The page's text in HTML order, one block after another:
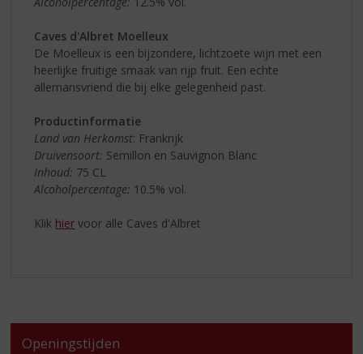
Caves d'Albret Moelleux
De Moelleux is een bijzondere, lichtzoete wijn met een
heerlijke fruitige smaak van rijp fruit. Een echte
allemansvriend die bij elke gelegenheid past.
Productinformatie
Land van Herkomst: Frankrijk
Druivensoort: Semillon en Sauvignon Blanc
Inhoud: 75 CL
Alcoholpercentage: 10.5% vol.
Klik hier voor alle Caves d'Albret
Openingstijden